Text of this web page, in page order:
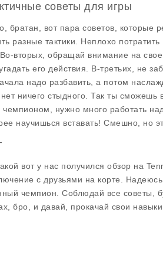
советы для игры
братан, вот пара советов, которые
разные тактики. Неплохо
вторых, обращай внимание на
его действия. В-третьих, не
надо разбавить, а потом
ничего стыдного. Так ты сможешь
чемпионом, нужно много работать
научишься вставать! Смешно, но
вот у нас получился обзор на
с друзьями на корте.
чемпион. Соблюдай все советы,
бро, и давай, прокачай свои